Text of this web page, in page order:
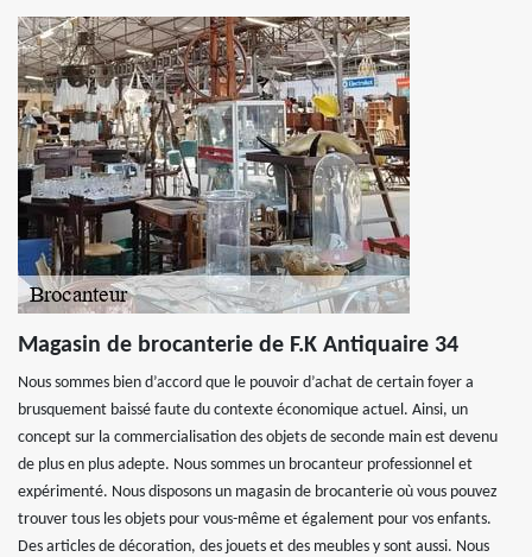
Magasin de brocanterie de F.K Antiquaire 34
Nous sommes bien d’accord que le pouvoir d’achat de certain foyer a
brusquement baissé faute du contexte économique actuel. Ainsi, un
concept sur la commercialisation des objets de seconde main est devenu
de plus en plus adepte. Nous sommes un brocanteur professionnel et
expérimenté. Nous disposons un magasin de brocanterie où vous pouvez
trouver tous les objets pour vous-même et également pour vos enfants.
Des articles de décoration, des jouets et des meubles y sont aussi. Nous